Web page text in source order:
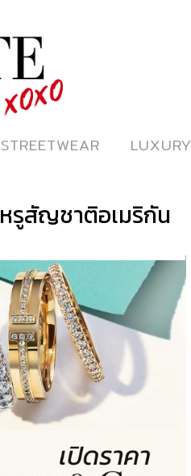
น์
STREETWEAR
STREETWEAR LUXURY
LUXURY
รูสัญชาติอเมริกัน